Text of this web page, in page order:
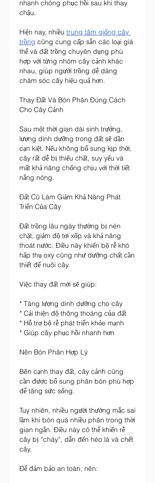
nhanh chóng phục hồi sau khi thay
chậu.
Hiện nay, nhiều trung tâm giống cây
trồng cũng cung cấp sẵn các loại giá
thể và đất trồng chuyên dụng phù
hợp với từng nhóm cây cảnh khác
nhau, giúp người trồng dễ dàng
chăm sóc cây hiệu quả hơn.
Thay Đất Và Bón Phân Đúng Cách
Cho Cây Cảnh
Sau một thời gian dài sinh trưởng,
lượng dinh dưỡng trong đất sẽ dần
cạn kiệt. Nếu không bổ sung kịp thời,
cây rất dễ bị thiếu chất, suy yếu và
mất khả năng chống chịu với thời tiết
nắng nóng.
Đất Cũ Làm Giảm Khả Năng Phát
Triển Của Cây
Đất trồng lâu ngày thường bị nén
chặt, giảm độ tơi xốp và khả năng
thoát nước. Điều này khiến bộ rễ khó
hấp thụ oxy cũng như dưỡng chất cần
thiết để nuôi cây.
Việc thay đất mới sẽ giúp:
* Tăng lượng dinh dưỡng cho cây
* Cải thiện độ thông thoáng của đất
* Hỗ trợ bộ rễ phát triển khỏe mạnh
* Giúp cây phục hồi nhanh hơn
Nên Bón Phân Hợp Lý
Bên cạnh thay đất, cây cảnh cũng
cần được bổ sung phân bón phù hợp
để tăng sức sống.
Tuy nhiên, nhiều người thường mắc sai
lầm khi bón quá nhiều phân trong thời
gian ngắn. Điều này có thể khiến rễ
cây bị “cháy”, dẫn đến héo lá và chết
cây.
Để đảm bảo an toàn, nên: